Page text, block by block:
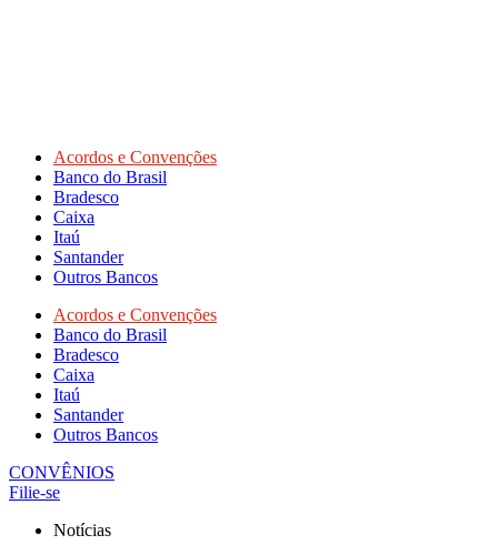
Acordos e Convenções
Banco do Brasil
Bradesco
Caixa
Itaú
Santander
Outros Bancos
Acordos e Convenções
Banco do Brasil
Bradesco
Caixa
Itaú
Santander
Outros Bancos
CONVÊNIOS
Filie-se
Notícias